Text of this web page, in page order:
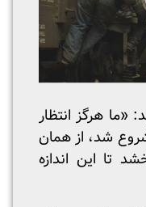
«ما هرگز انتظار
شد، از همان
تا این اندازه